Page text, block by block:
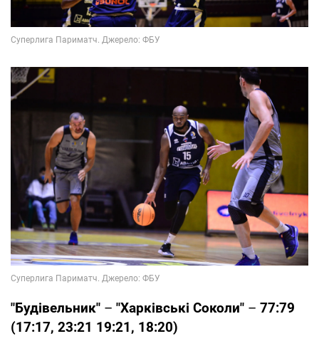
"Будівельник" – "Харківські Соколи" – 77:79
(17:17, 23:21 19:21, 18:20)